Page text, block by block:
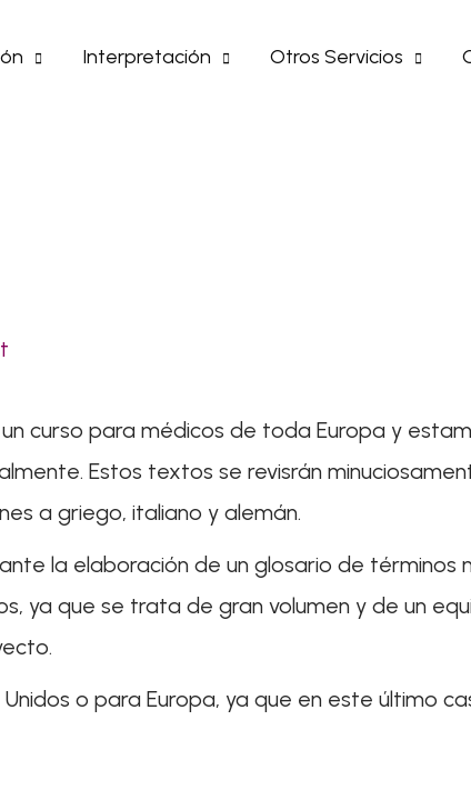
Interpretación Otros Servicios
curso para médicos de toda Europa y
Estos textos se revisrán
a griego, italiano y alemán.
la elaboración de un glosario de términos
ya que se trata de gran volumen y de un
o para Europa, ya que en este último